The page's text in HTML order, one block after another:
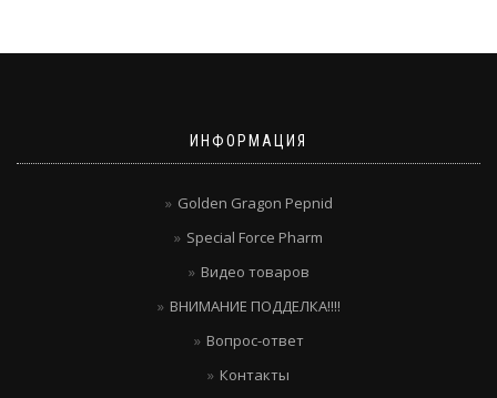
ИНФОРМАЦИЯ
Golden Gragon Pepnid
Special Force Pharm
Видео товаров
ВНИМАНИЕ ПОДДЕЛКА!!!!
Вопрос-ответ
Контакты